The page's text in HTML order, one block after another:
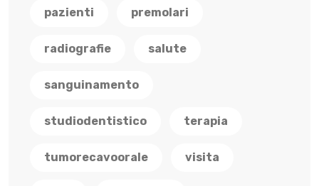
pazienti premolari
radiografie salute
sanguinamento
studiodentistico terapia
tumorecavoorale visita